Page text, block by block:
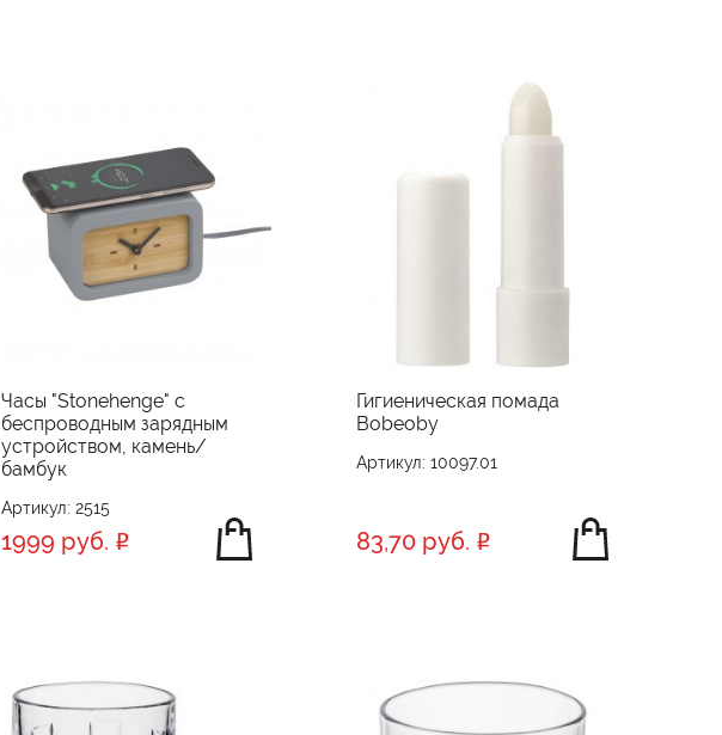
Часы "Stonehenge" с
беспроводным зарядным
устройством, камень/
бамбук
Артикул: 2515
1999 руб.
Гигиеническая помада
Bobeoby
Артикул: 10097.01
83,70 руб.